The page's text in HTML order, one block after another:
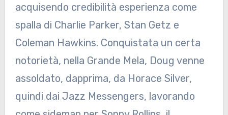
acquisendo credibilità esperienza come
spalla di Charlie Parker, Stan Getz e
Coleman Hawkins. Conquistata un certa
notorietà, nella Grande Mela, Doug venne
assoldato, dapprima, da Horace Silver,
quindi dai Jazz Messengers, lavorando